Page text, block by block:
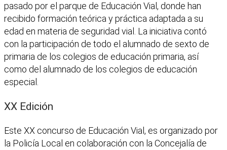
pasado por el parque de Educación Vial, donde han
recibido formación teórica y práctica adaptada a su
edad en materia de seguridad vial. La iniciativa contó
con la participación de todo el alumnado de sexto de
primaria de los colegios de educación primaria, así
como del alumnado de los colegios de educación
especial.
XX Edición
Este XX concurso de Educación Vial, es organizado por
la Policía Local en colaboración con la Concejalía de